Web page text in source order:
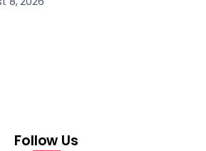
Follow Us